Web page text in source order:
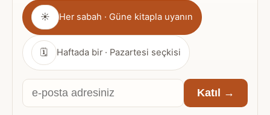
Gönderim
sıklığı
☀ Her sabah · Güne kitapla uyanın
🗓 Haftada bir · Pazartesi seçkisi
E-
posta
Katıl →